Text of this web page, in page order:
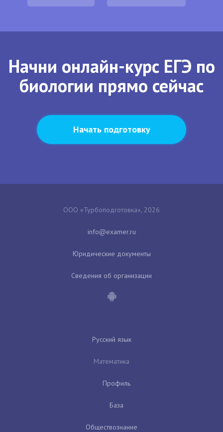
Начни онлайн-курс ЕГЭ по
биологии прямо сейчас
Начать подготовку
ООО «Турбоподготовка», 2026
Юридические документы
Сведения об организации
Русский язык
Математика
Профиль
База
Обществознание